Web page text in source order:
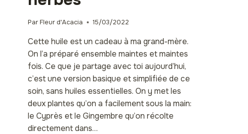
ParFleur d'Acacia 15/03/2022
Cette huile est un cadeau à ma grand-mère.
On l’a préparé ensemble maintes et maintes
fois. Ce que je partage avec toi aujourd’hui,
c’est une version basique et simplifiée de ce
soin, sans huiles essentielles. On y met les
deux plantes qu’on a facilement sous la main:
le Cyprès et le Gingembre qu’on récolte
directement dans…